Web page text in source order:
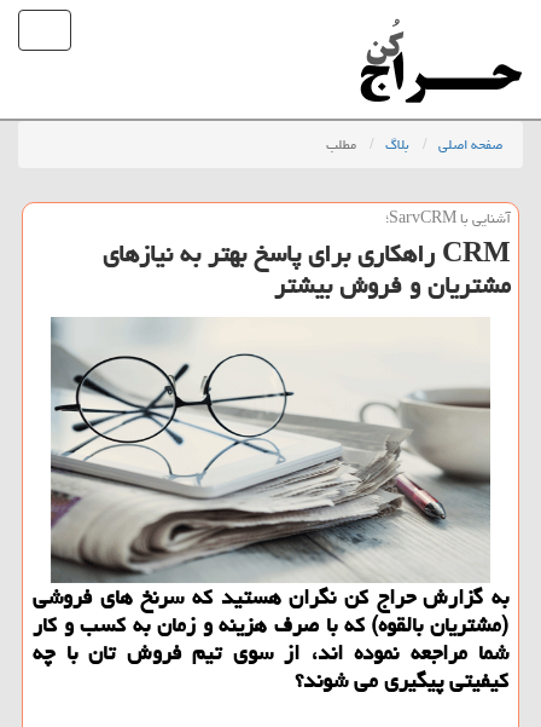
صفحه اصلی بلاگ مطلب
آشنایی با SarvCRM؛
CRM راهكاری برای پاسخ بهتر به نیازهای
مشتریان و فروش بیشتر
به گزارش حراج كن نگران هستید كه سرنخ های فروشی
(مشتریان بالقوه) كه با صرف هزینه و زمان به كسب و كار
شما مراجعه نموده اند، از سوی تیم فروش تان با چه
كیفیتی پیگیری می شوند؟